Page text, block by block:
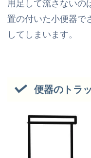
用足して流さないの
置の付いた小便器で
してしまいます。
便器のトラ